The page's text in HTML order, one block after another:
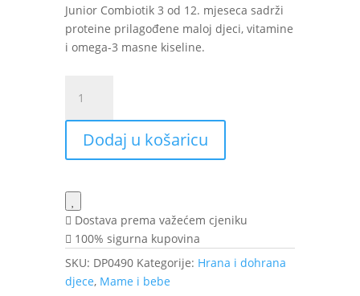
Junior Combiotik 3 od 12. mjeseca sadrži
proteine prilagođene maloj djeci, vitamine
i omega-3 masne kiseline.
Junior
Combiotik
mlijeko
bebe
12+
mj.
500
g
količina
Dodaj u košaricu
Dostava prema važećem cjeniku
100% sigurna kupovina
SKU: DP0490 Kategorije: Hrana i dohrana
djece, Mame i bebe